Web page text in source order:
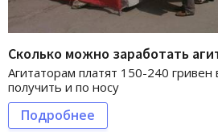
Сколько можно заработать
Агитаторам платят 150-240
получить и по носу
Подробнее